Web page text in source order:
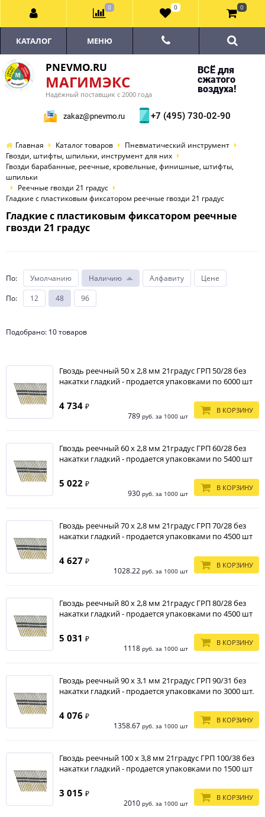
PNEVMO.RU
МАГИМЭКС
Надёжный поставщик с 2000 года
ВСЁ для
сжатого
воздуха!
zakaz@pnevmo.ru +7 (495) 730-02-90
КАТАЛОГ МЕНЮ
Главная Каталог товаров
Пневматический инструмент
Гвозди, штифты, шпильки, инструмент для них
Гвозди барабанные, реечные, кровельные, финишные, штифты,
шпильки
Реечные гвозди 21 градус
Гладкие с пластиковым фиксатором реечные гвозди 21 градус
Гладкие с пластиковым фиксатором реечные
гвозди 21 градус
По: Умолчанию Наличию Алфавиту
Цене
По: 12 48 96
Подобрано: 10 товаров
Гвоздь реечный 50 х 2,8 мм 21градус ГРП 50/28 без
накатки гладкий - продается упаковками по 6000 шт
789 руб. за 1000 шт
4 734 ₽ В КОРЗИНУ
Гвоздь реечный 60 х 2,8 мм 21градус ГРП 60/28 без
накатки гладкий - продается упаковками по 5400 шт
930 руб. за 1000 шт
5 022 ₽ В КОРЗИНУ
Гвоздь реечный 70 х 2,8 мм 21градус ГРП 70/28 без
накатки гладкий - продается упаковками по 4500 шт
1028.22 руб. за 1000 шт
4 627 ₽ В КОРЗИНУ
Гвоздь реечный 80 х 2,8 мм 21градус ГРП 80/28 без
накатки гладкий - продается упаковками по 4500 шт
1118 руб. за 1000 шт
5 031 ₽ В КОРЗИНУ
Гвоздь реечный 90 х 3,1 мм 21градус ГРП 90/31 без
накатки гладкий - продается упаковками по 3000 шт.
1358.67 руб. за 1000 шт
4 076 ₽ В КОРЗИНУ
Гвоздь реечный 100 х 3,8 мм 21градус ГРП 100/38 без
накатки гладкий - продается упаковками по 1500 шт
2010 руб. за 1000 шт
3 015 ₽ В КОРЗИНУ
0 0 0